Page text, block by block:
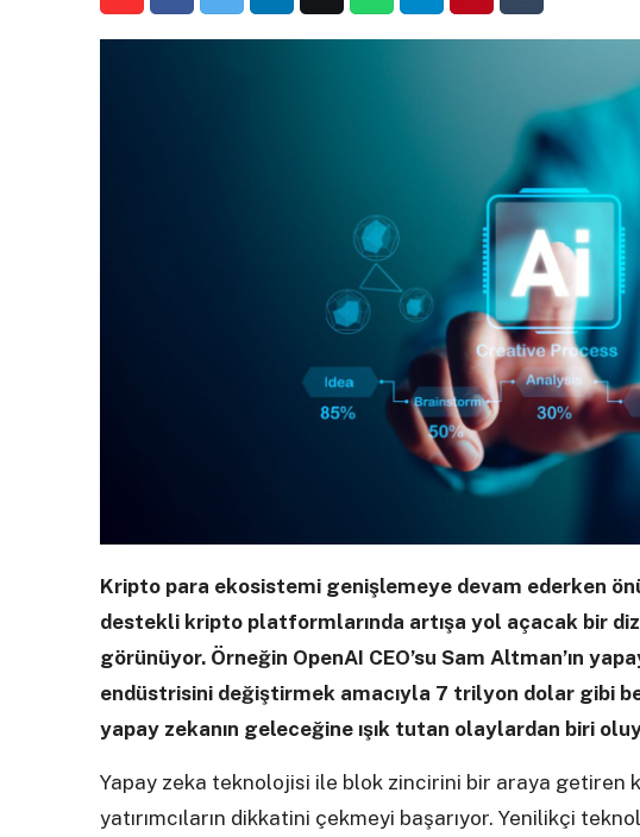
Kripto para ekosistemi genişlemeye devam ederken
destekli kripto platformlarında artışa yol açacak bir
görünüyor. Örneğin OpenAI CEO’su Sam Altman’ın
endüstrisini değiştirmek amacıyla 7 trilyon dolar gibi
yapay zekanın geleceğine ışık tutan olaylardan biri
Yapay zeka teknolojisi ile blok zincirini bir araya getiren
yatırımcıların dikkatini çekmeyi başarıyor. Yenilikçi